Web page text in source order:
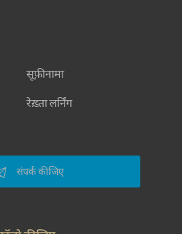
सूफ़ीनामा
रेख़्ता लर्निंग
संपर्क कीजिए